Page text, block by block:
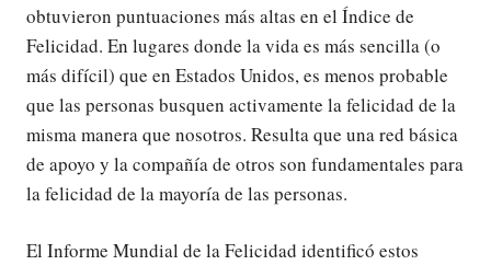
obtuvieron puntuaciones más altas en el Índice de
Felicidad. En lugares donde la vida es más sencilla (o
más difícil) que en Estados Unidos, es menos probable
que las personas busquen activamente la felicidad de la
misma manera que nosotros. Resulta que una red básica
de apoyo y la compañía de otros son fundamentales para
la felicidad de la mayoría de las personas.
El Informe Mundial de la Felicidad identificó estos